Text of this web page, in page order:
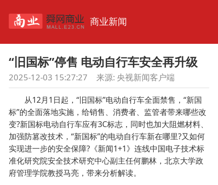
商业新闻
“旧国标”停售 电动自行车安全再升级
2025-12-03 15:27:27 来源: 央视新闻客户端
从12月1日起，“旧国标”电动自行车全面禁售，“新国
标”的全面落地实施，给销售、消费者、监管者带来哪些改
变?新国标电动自行车应有3C标志，同时也加大阻燃材料、
加强防篡改技术，“新国标”的电动自行车新在哪里?又如何
实现进一步的安全保障?《新闻1+1》连线中国电子技术标
准化研究院安全技术研究中心副主任何鹏林，北京大学政
府管理学院教授马亮，带来分析解读。